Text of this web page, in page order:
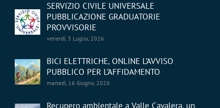
SERVIZIO CIVILE UNIVERSALE
PUBBLICAZIONE GRADUATORIE
PROVVISORIE
venerdì, 3 Luglio, 2026
BICI ELETTRICHE, ONLINE L’AVVISO
PUBBLICO PER L’AFFIDAMENTO
martedì, 16 Giugno, 2026
Recupero ambientale a Valle Cavalera, un